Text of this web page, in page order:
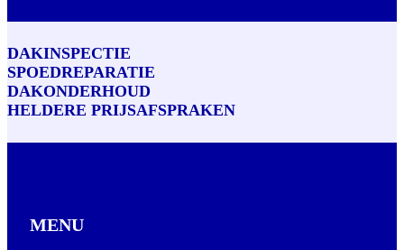
DAKINSPECTIE
SPOEDREPARATIE
DAKONDERHOUD
HELDERE PRIJSAFSPRAKEN
MENU